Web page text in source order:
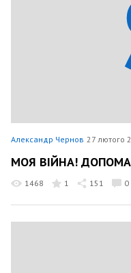
Александр Чернов 27 лютого
МОЯ ВІЙНА!
1468 1 151 0